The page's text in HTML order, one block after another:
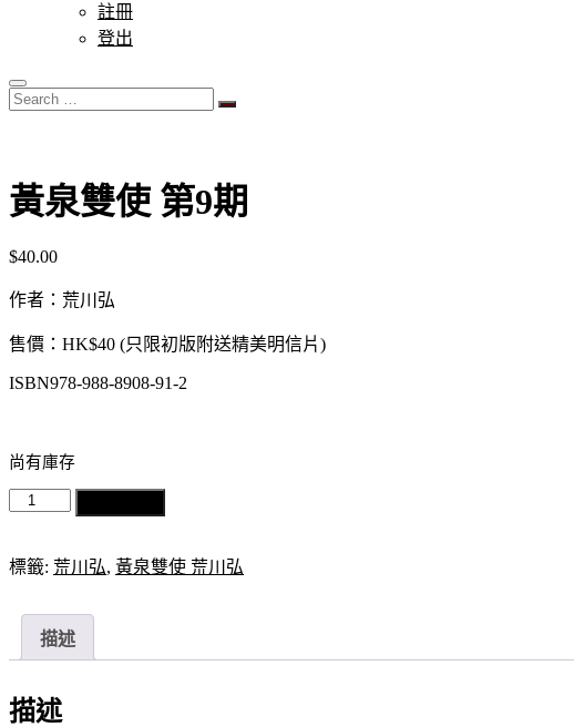
註冊
登出
Search
…
黃泉雙使 第9期
$40.00
作者：荒川弘
售價： HK$40 (只限初版附送精美明信片)
ISBN978-988-8908-91-2
尚有庫存
雙
期
量
標籤: 荒川弘, 黃泉雙使 荒川弘
描述
描述